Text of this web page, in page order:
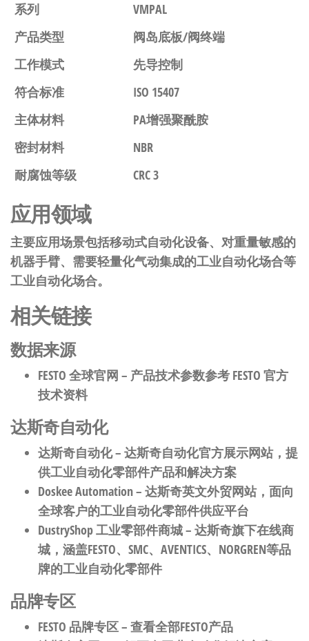
系列
VMPAL
产品类型
阀岛底板/阀终端
工作模式
先导控制
符合标准
ISO 15407
主体材料
PA增强聚酰胺
密封材料
NBR
耐腐蚀等级
CRC 3
应用领域
主要应用场景包括移动式自动化设备、对重量敏感的
机器手臂、需要轻量化气动集成的工业自动化场合等
工业自动化场合。
相关链接
数据来源
FESTO 全球官网 – 产品技术参数参考 FESTO 官方
技术资料
达斯奇自动化
达斯奇自动化– 达斯奇自动化官方展示网站，提
供工业自动化零部件产品和解决方案
Doskee Automation– 达斯奇英文外贸网站，面向
全球客户的工业自动化零部件供应平台
DustryShop 工业零部件商城– 达斯奇旗下在线商
城，涵盖FESTO、SMC、AVENTICS、NORGREN等品
牌的工业自动化零部件
品牌专区
FESTO 品牌专区– 查看全部FESTO产品